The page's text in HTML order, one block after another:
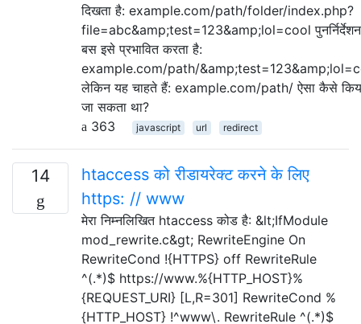
दिखता है: example.com/path/folder/index.php?
file=abc&amp;test=123&amp;lol=cool पुनर्निर्देशन
बस इसे प्रभावित करता है:
example.com/path/
लेकिन यह चाहते हैं: example.com/path/ ऐसा कैसे
जा सकता था?
363
javascript url redirect
14
htaccess को रीडायरेक्ट करने के लिए
https: // www
मेरा निम्नलिखित htaccess कोड है: &lt;IfModule
mod_rewrite.c&gt; RewriteEngine On
RewriteCond !{HTTPS} off RewriteRule
^(.*)$ https://www.%{HTTP_HOST}%
{REQUEST_URI} [L,R=301] RewriteCond %
{HTTP_HOST} !^www\. RewriteRule ^(.*)$